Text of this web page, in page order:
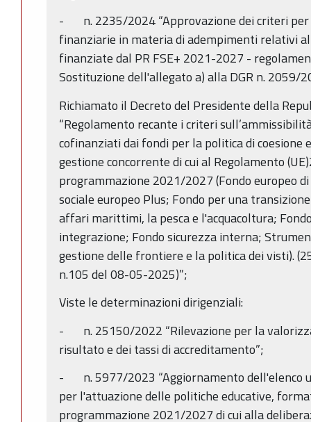
- n. 2235/2024 “Approvazione dei criteri
finanziarie in materia di adempimenti relativi
finanziate dal PR FSE+ 2021-2027 -
Sostituzione dell'allegato a) alla DGR n. 2059/
Richiamato il Decreto del Presidente della
“Regolamento recante i criteri
cofinanziati dai fondi per la politica di coesione
gestione concorrente di cui al Regolamento
programmazione 2021/2027 (Fondo europeo
sociale europeo Plus; Fondo per una
affari marittimi, la pesca e l'acquacoltura;
integrazione; Fondo sicurezza interna;
gestione delle frontiere e la politica dei visti).
n.105 del 08-05-2025)”;
Viste le determinazioni dirigenziali:
- n. 25150/2022 “Rilevazione per la
risultato e dei tassi di accreditamento”;
- n. 5977/2023 “Aggiornamento dell'elenco
per l'attuazione delle politiche educative,
programmazione 2021/2027 di cui alla